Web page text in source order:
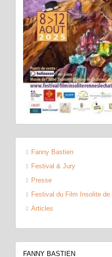
Fanny Bastien
Festival & Jury
Presse
Festival du Film Insolite de
Articles
FANNY BASTIEN